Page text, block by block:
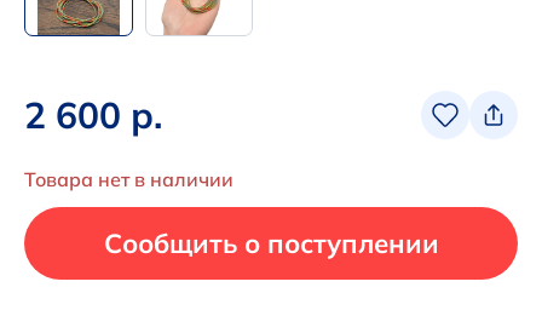
в MAX
Наши соцсети:
2 600 р.
Товара нет в наличии
Сообщить о поступлении